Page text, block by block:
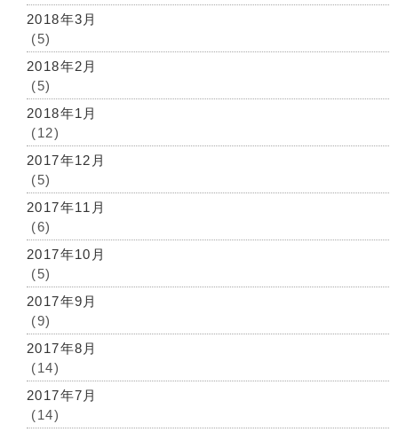
2018年3月
(5)
2018年2月
(5)
2018年1月
(12)
2017年12月
(5)
2017年11月
(6)
2017年10月
(5)
2017年9月
(9)
2017年8月
(14)
2017年7月
(14)